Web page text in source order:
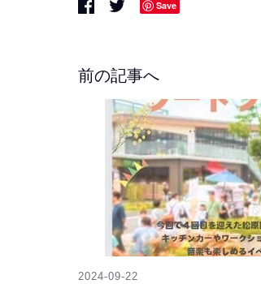
ShareShareSave
前の記事へ
2024-09-22